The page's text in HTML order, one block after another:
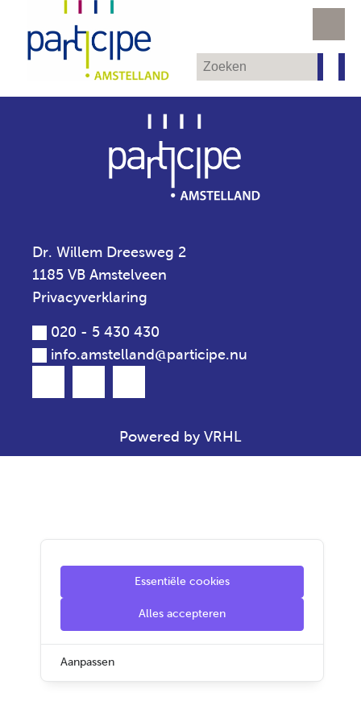
Dr. Willem Dreesweg 2
1185 VB Amstelveen
Privacyverklaring
020 - 5 430 430
info.amstelland@participe.nu
Powered by VRHL
Essentiële cookies
Alles accepteren
Aanpassen